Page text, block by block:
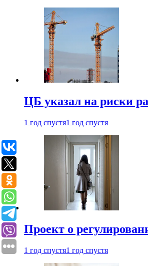
ЦБ указал на риски
1 год спустя1 год спустя
Проект о
1 год спустя1 год спустя